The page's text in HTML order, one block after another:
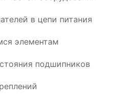
в цепи питания
элементам
подшипников